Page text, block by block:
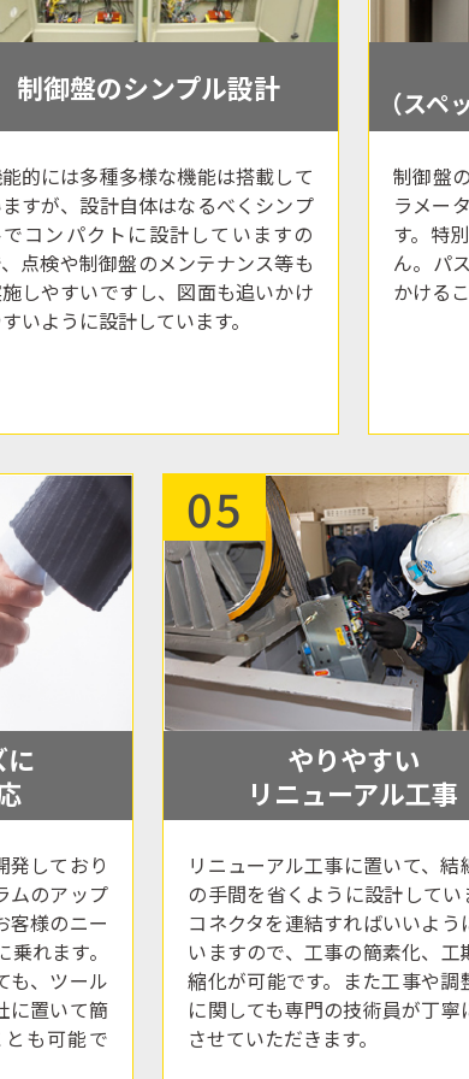
制御盤のシンプル設計
的には多種多様な機能は搭載して
すが、設計自体はなるべくシンプ
コンパクトに設計していますの
点検や制御盤のメンテナンス等も
しやすいですし、図面も追いかけ
いように設計しています。
（スペ
制御盤
ラメー
す。特
ん。パ
かける
に
発しており
ムのアップ
客様のニー
れます。
も、ツール
に置いて簡
も可能で
05
やりやすい
リニューアル工事
リニューアル工事に置いて、結
の手間を省くように設計してい
コネクタを連結すればいいよう
いますので、工事の簡素化、工
縮化が可能です。また工事や調
に関しても専門の技術員が丁寧
させていただきます。